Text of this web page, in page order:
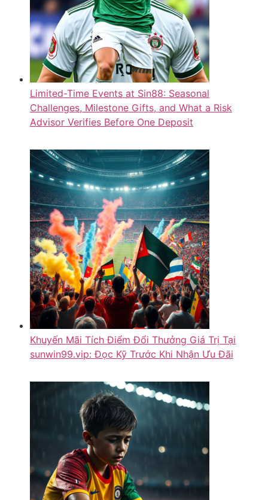
Limited-Time Events at Sin88: Seasonal
Challenges, Milestone Gifts, and What a Risk
Advisor Verifies Before One Deposit
Khuyến Mãi Tích Điểm Đổi Thưởng Giá Trị Tại
sunwin99.vip: Đọc Kỹ Trước Khi Nhận Ưu Đãi